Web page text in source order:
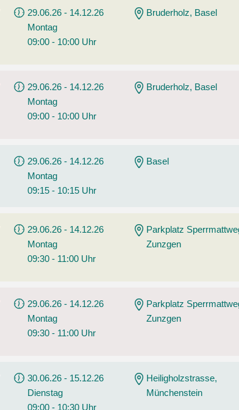
29.06.26 - 14.12.26
Montag
09:00 - 10:00 Uhr
Bruderholz, Basel
29.06.26 - 14.12.26
Montag
09:00 - 10:00 Uhr
Bruderholz, Basel
29.06.26 - 14.12.26
Montag
09:15 - 10:15 Uhr
Basel
29.06.26 - 14.12.26
Montag
09:30 - 11:00 Uhr
Parkplatz
Zunzgen
29.06.26 - 14.12.26
Montag
09:30 - 11:00 Uhr
Parkplatz
Zunzgen
30.06.26 - 15.12.26
Dienstag
09:00 - 10:30 Uhr
Heiligholzstrasse,
Münchenstein